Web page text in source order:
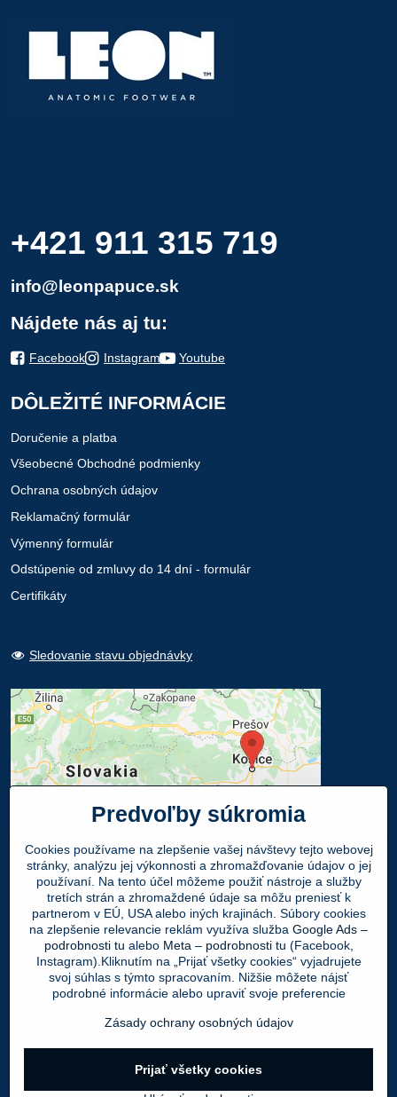
+421 911 315 719
info@leonpapuce.sk
Nájdete nás aj tu:
Facebook Instagram Youtube
DÔLEŽITÉ INFORMÁCIE
Doručenie a platba
Všeobecné Obchodné podmienky
Ochrana osobných údajov
Reklamačný formulár
Výmenný formulár
Odstúpenie od zmluvy do 14 dní - formulár
Certifikáty
Sledovanie stavu objednávky
Osobný odber
Navštívte našu predajňu - SHOWROOM
Obuv LEON, Mlynská 21, 040 01 Košice
Váš Objednaný tovar si môžete ZADARMO
vyzdvihnúť v PO - PIA 9:00 - 17:00 hod.
©2026Copyright
Predvoľby súkromiaZásady ochrany osobných údajov
Predvoľby súkromia
Cookies používame na zlepšenie vašej návštevy tejto webovej
stránky, analýzu jej výkonnosti a zhromažďovanie údajov o jej
používaní. Na tento účel môžeme použiť nástroje a služby
tretích strán a zhromaždené údaje sa môžu preniesť k
partnerom v EÚ, USA alebo iných krajinách. Súbory cookies
na zlepšenie relevancie reklám využíva služba Google Ads –
podrobnosti tu alebo Meta – podrobnosti tu (Facebook,
Instagram).Kliknutím na „Prijať všetky cookies“ vyjadrujete
svoj súhlas s týmto spracovaním. Nižšie môžete nájsť
podrobné informácie alebo upraviť svoje preferencie
Zásady ochrany osobných údajov
Prijať všetky cookies